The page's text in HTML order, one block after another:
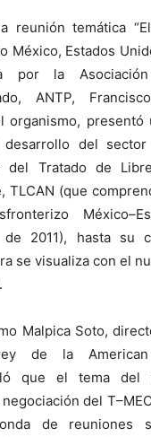
reunión temática
México, Estados
por la
ANTP,
organismo, presentó
del
del Tratado de
TLCAN (que
2011), hasta su
se visualiza con el
Malpica Soto,
de la
que el tema del
del
de reuniones